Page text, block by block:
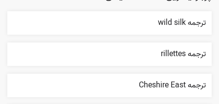
ترجمه wild silk
ترجمه rillettes
ترجمه Cheshire East